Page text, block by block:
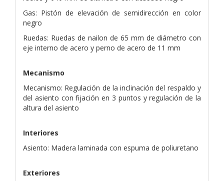
Gas: Pistón de elevación de semidirección en color
negro
Ruedas: Ruedas de nailon de 65 mm de diámetro con
eje interno de acero y perno de acero de 11 mm
Mecanismo
Mecanismo: Regulación de la inclinación del respaldo y
del asiento con fijación en 3 puntos y regulación de la
altura del asiento
Interiores
Asiento: Madera laminada con espuma de poliuretano
Exteriores